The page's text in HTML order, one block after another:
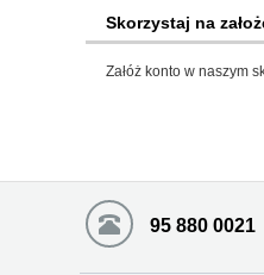
Skorzystaj na
Załóż konto w naszym
95 880 0021